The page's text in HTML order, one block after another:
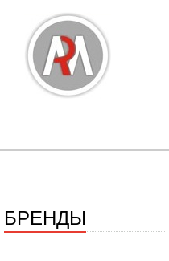
БРЕНДЫ